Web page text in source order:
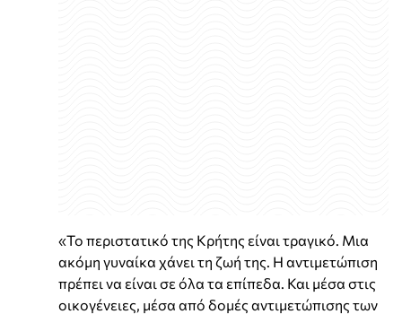
«Το περιστατικό της Κρήτης είναι τραγικό. Μια
ακόμη γυναίκα χάνει τη ζωή της. Η αντιμετώπιση
πρέπει να είναι σε όλα τα επίπεδα. Και μέσα στις
οικογένειες, μέσα από δομές αντιμετώπισης των